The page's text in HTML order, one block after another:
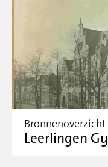
Bronnenoverzicht
Leerlingen